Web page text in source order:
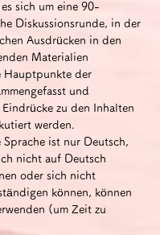
sich um eine 90-
Diskussionsrunde, in der
Ausdrücken in den
Materialien
Hauptpunkte der
und
zu den Inhalten
werden.
nicht auf Deutsch
oder sich nicht
können, können
(um Zeit zu